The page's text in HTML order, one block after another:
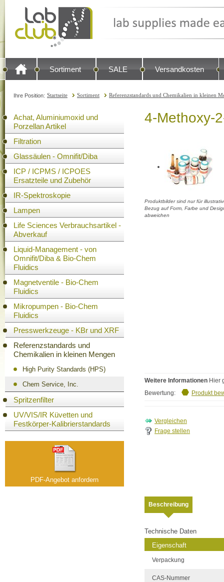
Sortiment SALE Versandkosten
Ihre Position: Startseite Sortiment Referenzstandards und Chemikalien in kleinen
Achat, Aluminiumoxid und
Porzellan Artikel
Filtration
Glassäulen - Omnifit/Diba
ICP / ICPMS / ICPOES
Ersatzteile und Zubehör
IR-Spektroskopie
Lampen
Life Sciences Verbrauchsartikel -
Abverkauf
Liquid-Management - von
Omnifit/Diba & Bio-Chem
Fluidics
Magnetventile - Bio-Chem
Fluidics
Mikropumpen - Bio-Chem
Fluidics
Presswerkzeuge - KBr und XRF
Referenzstandards und
Chemikalien in kleinen Mengen
High Purity Standards (HPS)
Chem Service, Inc.
Spritzenfilter
UV/VIS/IR Küvetten und
Festkörper-Kalibrierstandards
PDF-Angebot anfordern
4-Methoxy-
Produktbilder sind nur für
Bezug auf Form, Farbe und
abweichen
Weitere Informationen Hier
Bewertung:
Produkt
Frage stellen
Beschreibung
Technische Daten
Eigenschaft
Verpackung
CAS-Nummer